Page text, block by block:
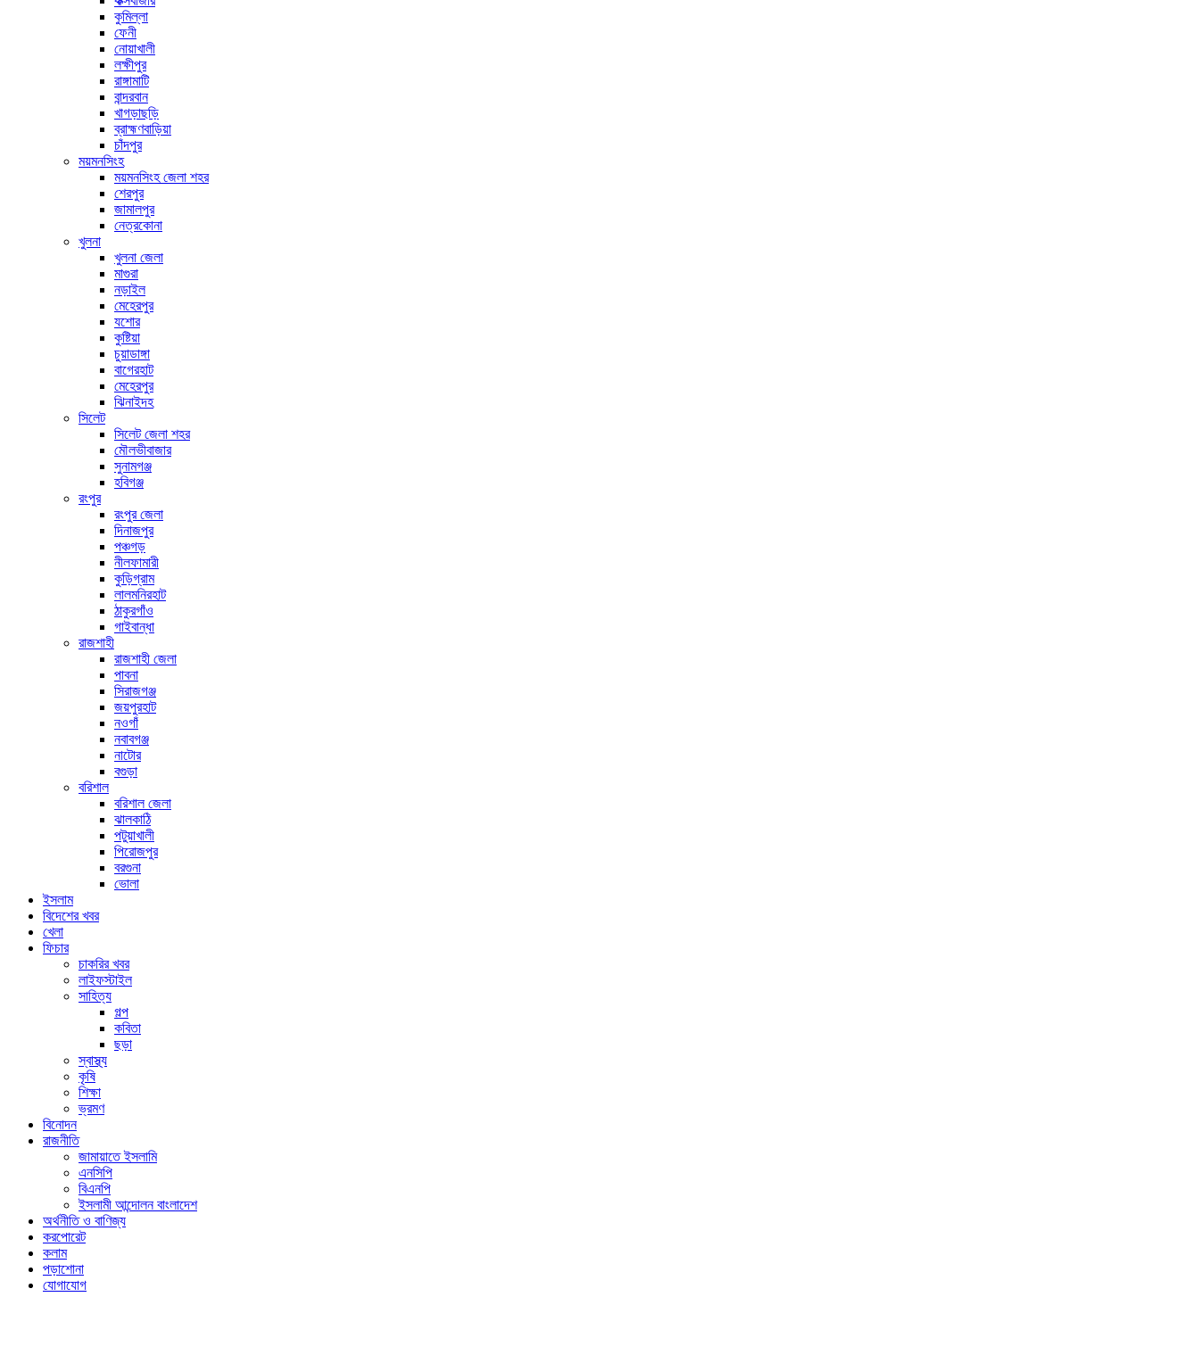
কুমিল্লা
ফেনী
নোয়াখালী
লক্ষীপুর
রাঙ্গামাটি
বান্দরবান
খাগড়াছড়ি
ব্রাহ্মণবাড়িয়া
চাঁদপুর
ময়মনসিংহ
ময়মনসিংহ জেলা শহর
শেরপুর
জামালপুর
নেত্রকোনা
খুলনা
খুলনা জেলা
মাগুরা
নড়াইল
মেহেরপুর
যশোর
কুষ্টিয়া
চুয়াডাঙ্গা
বাগেরহাট
মেহেরপুর
ঝিনাইদহ
সিলেট
সিলেট জেলা শহর
মৌলভীবাজার
সুনামগঞ্জ
হবিগঞ্জ
রংপুর
রংপুর জেলা
দিনাজপুর
পঞ্চগড়
নীলফামারী
কুড়িগ্রাম
লালমনিরহাট
ঠাকুরগাঁও
গাইবান্ধা
রাজশাহী
রাজশাহী জেলা
পাবনা
সিরাজগঞ্জ
জয়পুরহাট
নওগাঁ
নবাবগঞ্জ
নাটোর
বগুড়া
বরিশাল
বরিশাল জেলা
ঝালকাঠি
পটুয়াখালী
পিরোজপুর
বরগুনা
ভোলা
ইসলাম
বিদেশের খবর
খেলা
ফিচার
চাকরির খবর
লাইফস্টাইল
সাহিত্য
গল্প
কবিতা
ছড়া
স্বাস্থ্য
কৃষি
শিক্ষা
ভ্রমণ
বিনোদন
রাজনীতি
জামায়াতে ইসলামি
এনসিপি
বিএনপি
ইসলামী আন্দোলন বাংলাদেশ
অর্থনীতি ও বাণিজ্য
করপোরেট
কলাম
পড়াশোনা
যোগাযোগ